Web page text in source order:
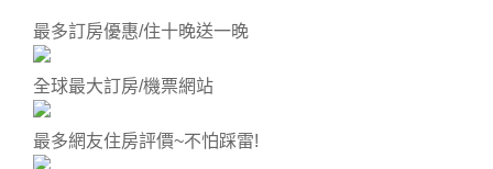
最多訂房優惠/住十晚送一晚
全球最大訂房/機票網站
最多網友住房評價~不怕踩雷!